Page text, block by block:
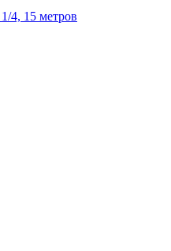
4, 15 метров